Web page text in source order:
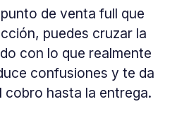
de venta full que
puedes cruzar la
con lo que realmente
confusiones y te da
cobro hasta la entrega.